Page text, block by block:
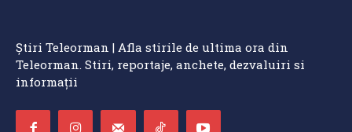
Știri Teleorman | Afla stirile de ultima ora din
Teleorman. Stiri, reportaje, anchete, dezvaluiri si
informații